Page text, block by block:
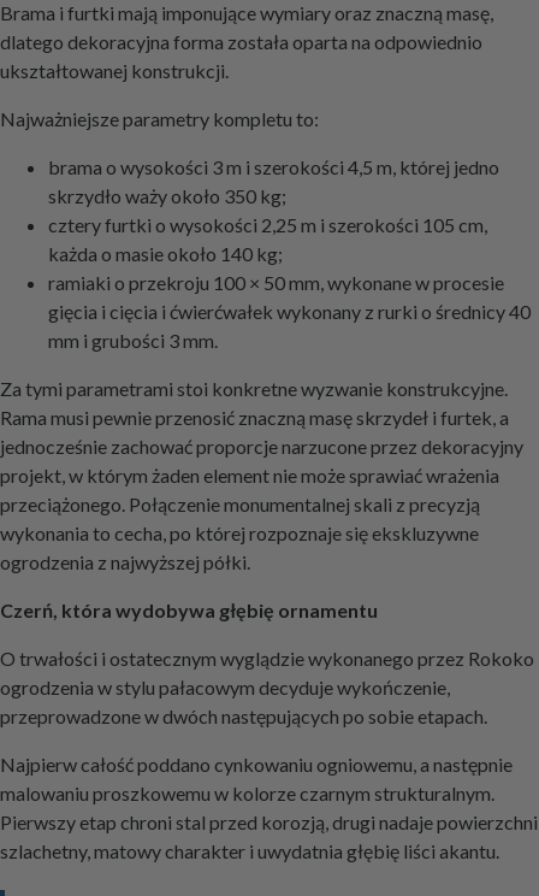
Brama i furtki mają imponujące wymiary oraz znaczną masę,
dlatego dekoracyjna forma została oparta na odpowiednio
ukształtowanej konstrukcji.
Najważniejsze parametry kompletu to:
brama o wysokości 3 m i szerokości 4,5 m, której jedno
skrzydło waży około 350 kg;
cztery furtki o wysokości 2,25 m i szerokości 105 cm,
każda o masie około 140 kg;
ramiaki o przekroju 100 × 50 mm, wykonane w procesie
gięcia i cięcia i ćwierćwałek wykonany z rurki o średnicy 40
mm i grubości 3 mm.
Za tymi parametrami stoi konkretne wyzwanie konstrukcyjne.
Rama musi pewnie przenosić znaczną masę skrzydeł i furtek, a
jednocześnie zachować proporcje narzucone przez dekoracyjny
projekt, w którym żaden element nie może sprawiać wrażenia
przeciążonego. Połączenie monumentalnej skali z precyzją
wykonania to cecha, po której rozpoznaje się ekskluzywne
ogrodzenia z najwyższej półki.
Czerń, która wydobywa głębię ornamentu
O trwałości i ostatecznym wyglądzie wykonanego przez Rokoko
ogrodzenia w stylu pałacowym decyduje wykończenie,
przeprowadzone w dwóch następujących po sobie etapach.
Najpierw całość poddano cynkowaniu ogniowemu, a następnie
malowaniu proszkowemu w kolorze czarnym strukturalnym.
Pierwszy etap chroni stal przed korozją, drugi nadaje powierzchni
szlachetny, matowy charakter i uwydatnia głębię liści akantu.